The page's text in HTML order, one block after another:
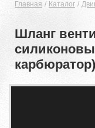
Главная Каталог
Шланг